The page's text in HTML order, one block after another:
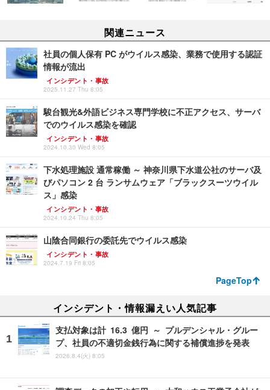
関連ニュース
社員の個人保有 PC がウイルス感染、業務で使用する認証
情報が流出
インシデント・事故
2025.11.27 Thu 8:05
駿台観光&外語ビジネス専門学校に不正アクセス、サーバ
でのウイルス感染を確認
インシデント・事故
2024.10.30 Wed 8:05
下水処理施設 通常稼働 ～ 神奈川県下水道公社のサーバ及
びパソコン 2 台 ランサムウェア「ブラックスーツウイル
ス」感染
インシデント・事故
2024.10.24 Thu 8:05
山陰合同銀行の委託先でウイルス感染
インシデント・事故
2024.7.19 Fri 8:05
PageTop
インシデント・情報漏えい人気記事
支払対象は計 16.3 億円 ～ プルデンシャル・グルー
プ、社員の不適切金銭行為に関する補償進捗を発表
2026.8.4(火) 8:05